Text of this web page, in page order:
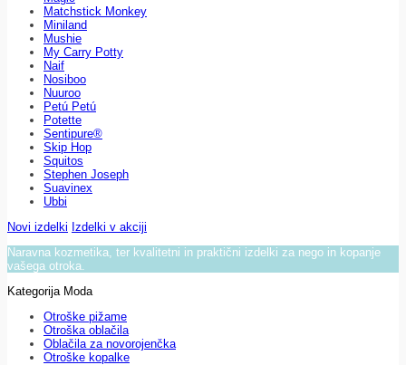
Matchstick Monkey
Miniland
Mushie
My Carry Potty
Naif
Nosiboo
Nuuroo
Petú Petú
Potette
Sentipure®
Skip Hop
Squitos
Stephen Joseph
Suavinex
Ubbi
Novi izdelki Izdelki v akciji
Naravna kozmetika, ter kvalitetni in praktični izdelki za nego in kopanje
vašega otroka.
Kategorija Moda
Otroške pižame
Otroška oblačila
Oblačila za novorojenčka
Otroške kopalke